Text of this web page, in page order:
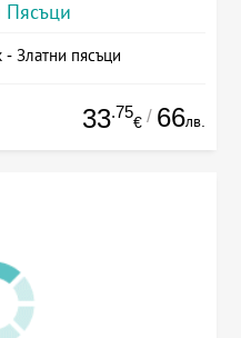
Пясъци
Златни пясъци
33.75
€ / 66лв.